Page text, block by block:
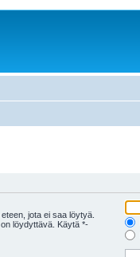
jota ei saa löytyä.
löydyttävä. Käytä *-